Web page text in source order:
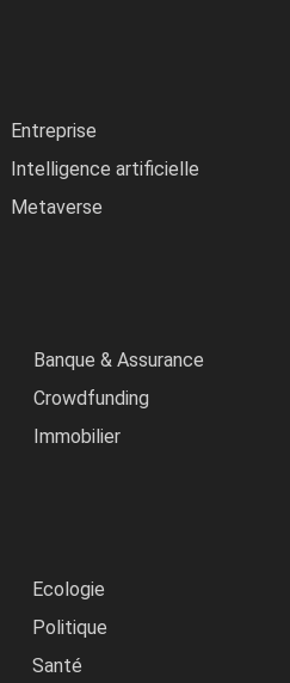
Entreprise
Intelligence artificielle
Metaverse
Banque & Assurance
Crowdfunding
Immobilier
Ecologie
Politique
Santé